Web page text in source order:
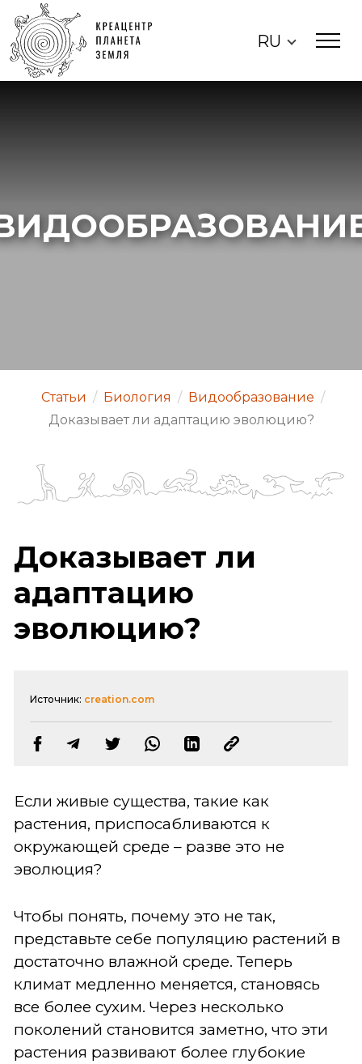
RU
Статьи / Биология / Видообразование /
Доказывает ли адаптацию эволюцию?
Доказывает ли
адаптацию
эволюцию?
Источник: creation.com
Если живые существа, такие как
растения, приспосабливаются к
окружающей среде – разве это не
эволюция?
Чтобы понять, почему это не так,
представьте себе популяцию растений в
достаточно влажной среде. Теперь
климат медленно меняется, становясь
все более сухим. Через несколько
поколений становится заметно, что эти
растения развивают более глубокие